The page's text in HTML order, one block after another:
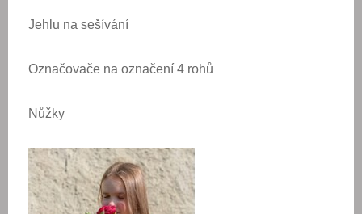
Jehlu na sešívání
Označovače na označení 4 rohů
Nůžky